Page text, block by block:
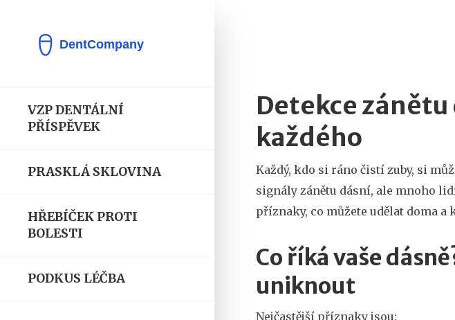
VZP DENTÁLNÍ
PŘÍSPĚVEK
PRASKLÁ SKLOVINA
HŘEBÍČEK PROTI
BOLESTI
PODKUS LÉČBA
Detekce
každého
Každý, kdo si ráno čistí zuby, si
signály zánětu dásní, ale mnoho
příznaky, co můžete udělat doma
Co říká vaše
uniknout
Nejčastější příznaky jsou: